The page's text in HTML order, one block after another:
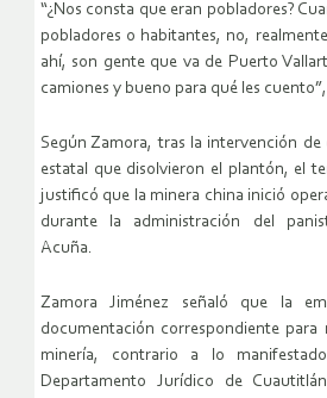
“¿Nos consta que eran pobladores?
pobladores o habitantes, no,
ahí, son gente que va de Puerto
camiones y bueno para qué les
Según Zamora, tras la intervención de
estatal que disolvieron el plantón, el
justificó que la minera china inició
durante la administración del
Acuña.
Zamora Jiménez señaló que la
documentación correspondiente para
minería, contrario a lo
Departamento Jurídico de